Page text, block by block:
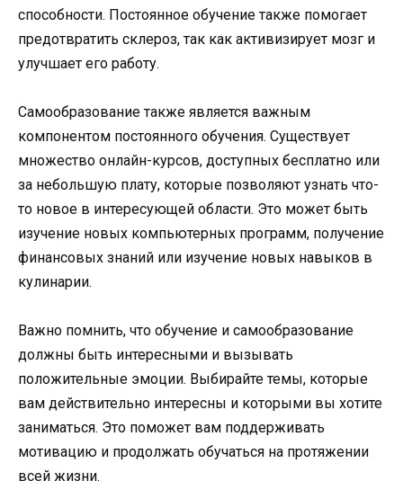
способности. Постоянное обучение также помогает
предотвратить склероз, так как активизирует мозг и
улучшает его работу.
Самообразование также является важным
компонентом постоянного обучения. Существует
множество онлайн-курсов, доступных бесплатно или
за небольшую плату, которые позволяют узнать что-
то новое в интересующей области. Это может быть
изучение новых компьютерных программ, получение
финансовых знаний или изучение новых навыков в
кулинарии.
Важно помнить, что обучение и самообразование
должны быть интересными и вызывать
положительные эмоции. Выбирайте темы, которые
вам действительно интересны и которыми вы хотите
заниматься. Это поможет вам поддерживать
мотивацию и продолжать обучаться на протяжении
всей жизни.